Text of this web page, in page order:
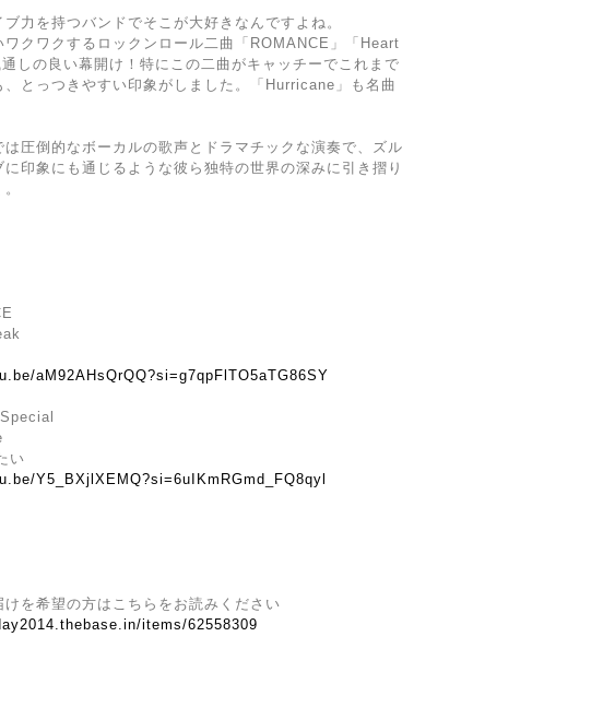
ブ力を持つバンドでそこが大好きなんですよね。
ワクワクするロックンロール二曲「ROMANCE」「Heart
しの良い幕開け！特にこの二曲がキャッチーでこれまで
、とっつきやすい印象がしました。「Hurricane」も名曲
は圧倒的なボーカルの歌声とドラマチックな演奏で、ズル
に印象にも通じるような彼ら独特の世界の深みに引き摺り
aM92AHsQrQQ?si=g7qpFlTO5aTG86SY
い
Y5_BXjlXEMQ?si=6uIKmRGmd_FQ8qyl
を希望の方はこちらをお読みください
items/62558309